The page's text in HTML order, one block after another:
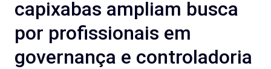
capixabas ampliam busca
por profissionais em
governança e controladoria